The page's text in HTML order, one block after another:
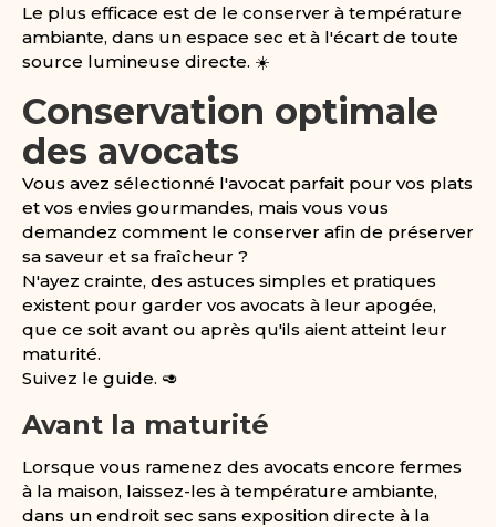
Le plus efficace est de le conserver à température
ambiante, dans un espace sec et à l'écart de toute
source lumineuse directe. ☀️
Conservation optimale
des avocats
Vous avez sélectionné l'avocat parfait pour vos plats
et vos envies gourmandes, mais vous vous
demandez comment le conserver afin de préserver
sa saveur et sa fraîcheur ?
N'ayez crainte, des astuces simples et pratiques
existent pour garder vos avocats à leur apogée,
que ce soit avant ou après qu'ils aient atteint leur
maturité.
Suivez le guide. 🥑
Avant la maturité
Lorsque vous ramenez des avocats encore fermes
à la maison, laissez-les à température ambiante,
dans un endroit sec sans exposition directe à la